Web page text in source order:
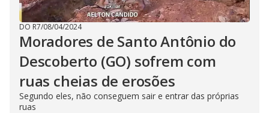
DO R7/08/04/2024
Moradores de Santo Antônio do
Descoberto (GO) sofrem com
ruas cheias de erosões
Segundo eles, não conseguem sair e entrar das próprias
ruas